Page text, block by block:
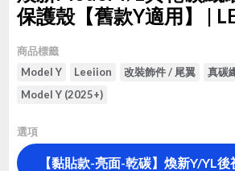
保護殼【舊款Y適用】 |
商品標籤
Model Y
Leeiion 改裝飾件 / 尾翼
真碳
Model Y (2025+)
選項
【黏貼款-亮面-乾碳】煥新Y/YL後